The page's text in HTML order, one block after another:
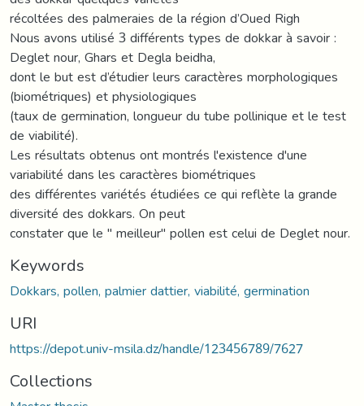
récoltées des palmeraies de la région d’Oued Righ
Nous avons utilisé 3 différents types de dokkar à savoir :
Deglet nour, Ghars et Degla beidha,
dont le but est d’étudier leurs caractères morphologiques
(biométriques) et physiologiques
(taux de germination, longueur du tube pollinique et le test
de viabilité).
Les résultats obtenus ont montrés l'existence d'une
variabilité dans les caractères biométriques
des différentes variétés étudiées ce qui reflète la grande
diversité des dokkars. On peut
constater que le " meilleur" pollen est celui de Deglet nour.
Keywords
Dokkars, pollen, palmier dattier, viabilité, germination
URI
https://depot.univ-msila.dz/handle/123456789/7627
Collections